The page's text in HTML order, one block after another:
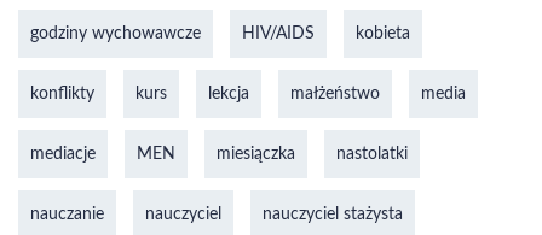
godziny wychowawcze HIV/AIDS kobieta
konflikty kurs lekcja małżeństwo media
mediacje MEN miesiączka nastolatki
nauczanie nauczyciel nauczyciel stażysta